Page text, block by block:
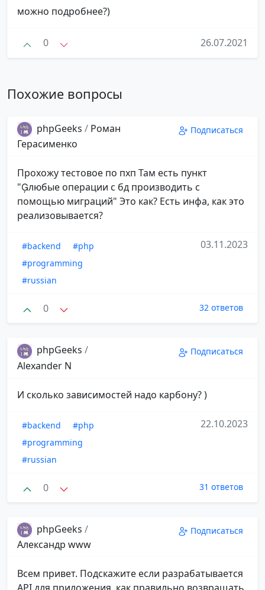
можно подробнее?)
0 26.07.2021
Похожие вопросы
phpGeeks / Роман
Герасименко
Подписаться
Прохожу тестовое по пхп Там есть пункт
"любые операции с бд производить с
помощью миграций" Это как? Есть инфа, как это
реализовывается?
#backend
#php
#programming
#russian
03.11.2023
0 32 ответов
phpGeeks /
Alexander N
Подписаться
И сколько зависимостей надо карбону? )
#backend
#php
#programming
#russian
22.10.2023
0 31 ответов
phpGeeks /
Александр www
Подписаться
Всем привет. Подскажите если разрабатывается